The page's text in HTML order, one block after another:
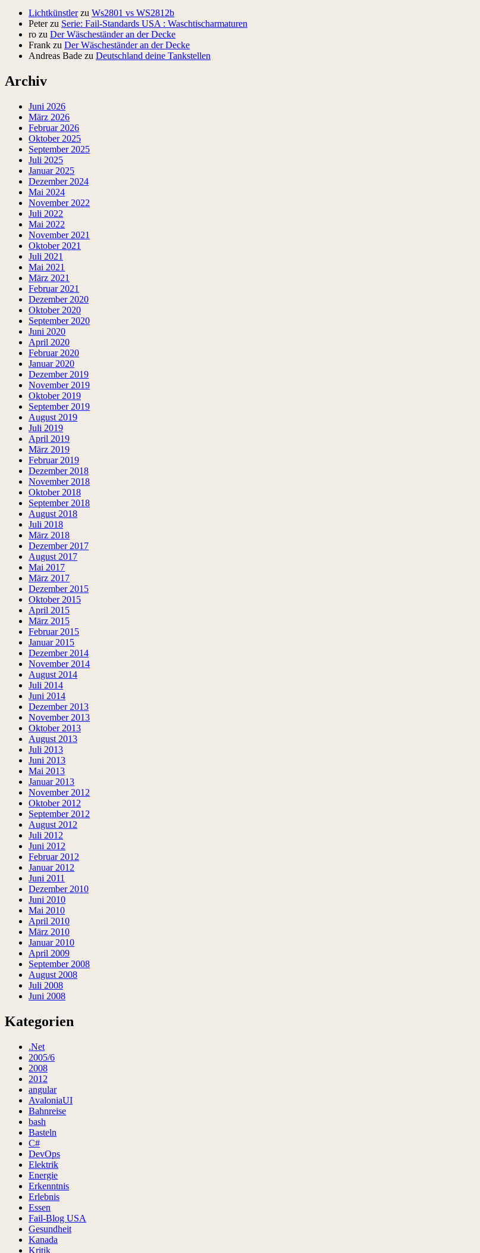
Lichtkünstlerzu Ws2801 vs WS2812b
Peterzu Serie: Fail-Standards USA : Waschtischarmaturen
ro zu Der Wäscheständer an der Decke
Frank zu Der Wäscheständer an der Decke
Andreas Bade zu Deutschland deine Tankstellen
Archiv
Juni 2026
März 2026
Februar 2026
Oktober 2025
September 2025
Juli 2025
Januar 2025
Dezember 2024
Mai 2024
November 2022
Juli 2022
Mai 2022
November 2021
Oktober 2021
Juli 2021
Mai 2021
März 2021
Februar 2021
Dezember 2020
Oktober 2020
September 2020
Juni 2020
April 2020
Februar 2020
Januar 2020
Dezember 2019
November 2019
Oktober 2019
September 2019
August 2019
Juli 2019
April 2019
März 2019
Februar 2019
Dezember 2018
November 2018
Oktober 2018
September 2018
August 2018
Juli 2018
März 2018
Dezember 2017
August 2017
Mai 2017
März 2017
Dezember 2015
Oktober 2015
April 2015
März 2015
Februar 2015
Januar 2015
Dezember 2014
November 2014
August 2014
Juli 2014
Juni 2014
Dezember 2013
November 2013
Oktober 2013
August 2013
Juli 2013
Juni 2013
Mai 2013
Januar 2013
November 2012
Oktober 2012
September 2012
August 2012
Juli 2012
Juni 2012
Februar 2012
Januar 2012
Juni 2011
Dezember 2010
Juni 2010
Mai 2010
April 2010
März 2010
Januar 2010
April 2009
September 2008
August 2008
Juli 2008
Juni 2008
Kategorien
.Net
2005/6
2008
2012
angular
AvaloniaUI
Bahnreise
bash
Basteln
C#
DevOps
Elektrik
Energie
Erkenntnis
Erlebnis
Essen
Fail-Blog USA
Gesundheit
Kanada
Kritik